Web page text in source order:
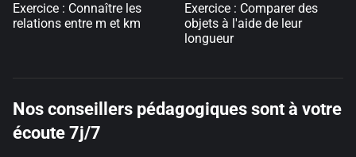
Exercice : Connaître les
relations entre m et km
Exercice : Comparer des
objets à l'aide de leur
longueur
Nos conseillers pédagogiques sont à votre
écoute 7j/7